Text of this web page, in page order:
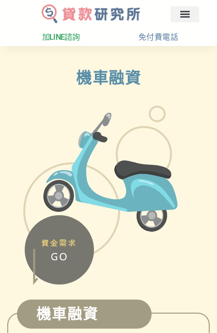
加LINE諮詢 免付費電話
機車融資
機車融資